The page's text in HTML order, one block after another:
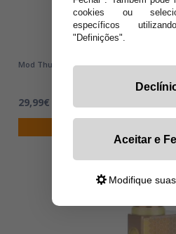
Mod Thunder Storm BF -Thunderhead
29,99€
cookies ou
específicos
"Definições".
Aceitar e
Modifique